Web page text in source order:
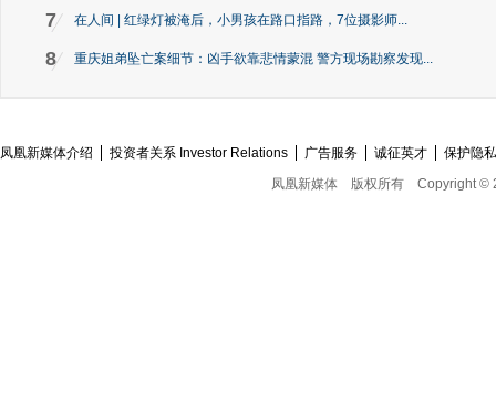
7 在人间 | 红绿灯被淹后，小男孩在路口指路，7位摄影师...
8 重庆姐弟坠亡案细节：凶手欲靠悲情蒙混 警方现场勘察发现...
凤凰新媒体介绍 投资者关系 Investor Relations 广告服务 诚征英才
保护隐
凤凰新媒体
版权所有 Copyright ©